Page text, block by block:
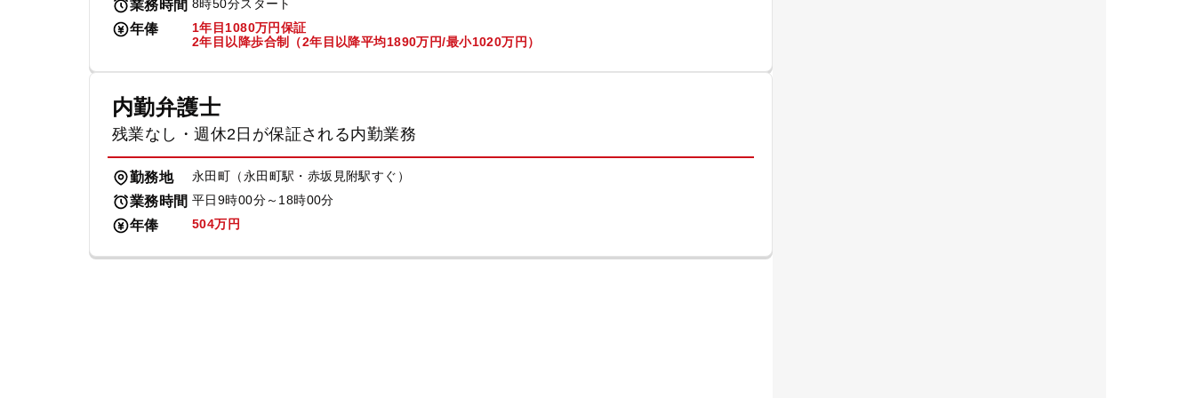
業務時間 8時50分スタート
年俸
1年目1080万円保証
2年目以降歩合制（2年目以降平均1890万円/最小1020万円）
内勤弁護士
残業なし・週休2日が保証される内勤業務
勤務地 永田町（永田町駅・赤坂見附駅すぐ）
業務時間 平日9時00分～18時00分
年俸 504万円